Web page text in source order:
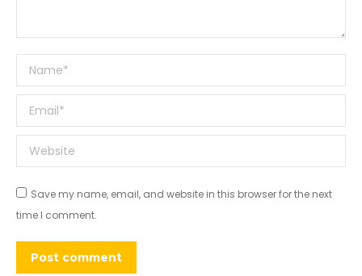
Name *
Email *
Website
Save my name, email, and website in this browser for the next
time I comment.
Post comment